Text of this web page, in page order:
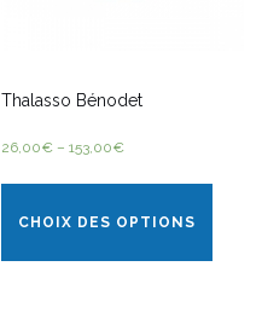
Thalasso Bénodet
26,00€ –153,00€
CHOIX DES OPTIONS